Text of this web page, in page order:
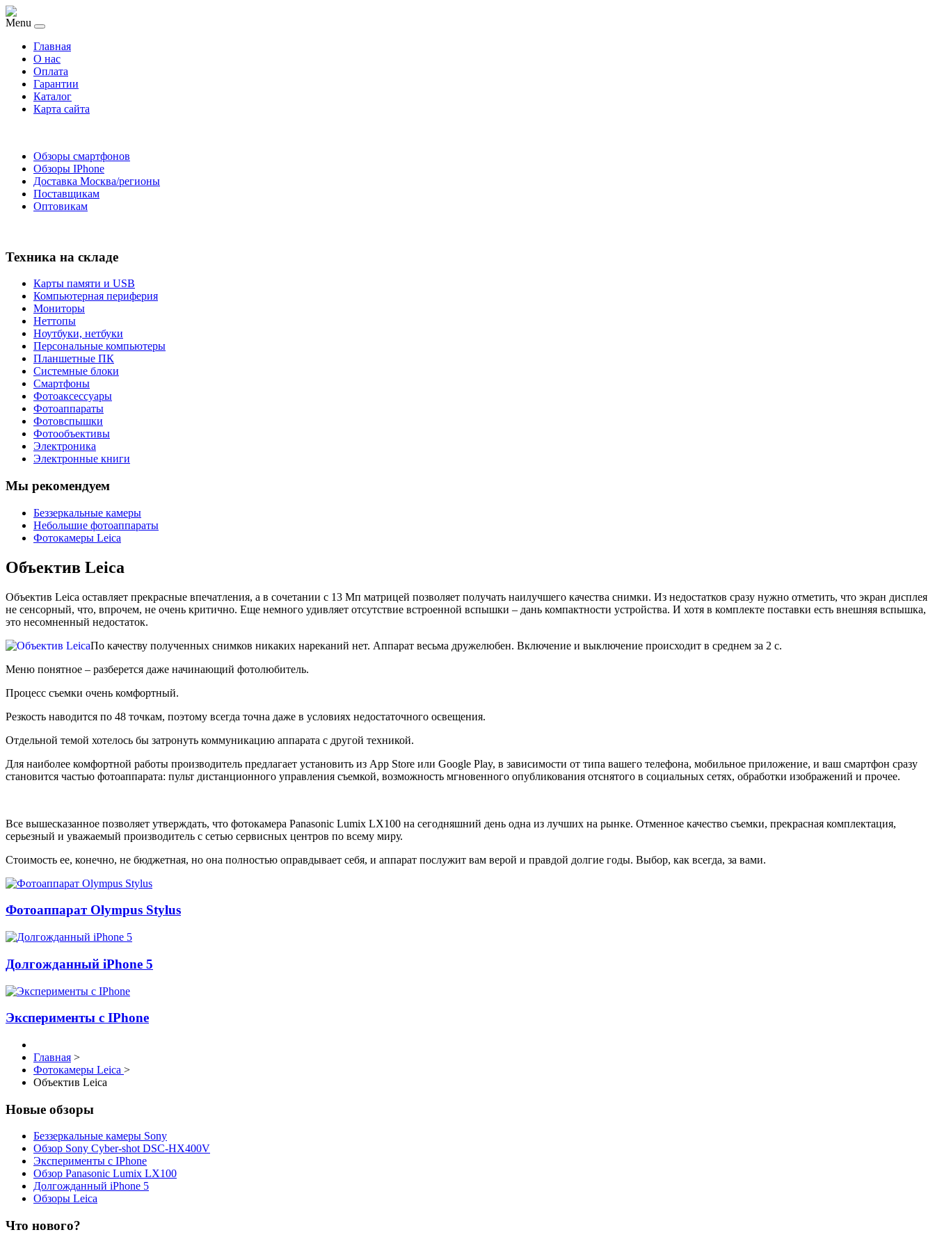
Menu
Главная
O нас
Оплата
Гарантии
Каталог
Карта сайта
Обзоры смартфонов
Обзоры IPhone
Доставка Москва/регионы
Поставщикам
Оптовикам
Техника на складе
Карты памяти и USB
Компьютерная периферия
Мониторы
Неттопы
Ноутбуки, нетбуки
Персональные компьютеры
Планшетные ПК
Системные блоки
Смартфоны
Фотоаксессуары
Фотоаппараты
Фотовспышки
Фотообъективы
Электроника
Электронные книги
Мы рекомендуем
Беззеркальные камеры
Небольшие фотоаппараты
Фотокамеры Leica
Объектив Leica
Объектив Leica оставляет прекрасные впечатления, а в сочетании с 13 Мп матрицей позволяет получать наилучшего качества снимки. Из недостатков сразу нужно отметить, что экран дисплея
не сенсорный, что, впрочем, не очень критично. Еще немного удивляет отсутствие встроенной вспышки – дань компактности устройства. И хотя в комплекте поставки есть внешняя вспышка,
это несомненный недостаток.
По качеству полученных снимков никаких нареканий нет. Аппарат весьма дружелюбен. Включение и выключение происходит в среднем за 2 с.
Меню понятное – разберется даже начинающий фотолюбитель.
Процесс съемки очень комфортный.
Резкость наводится по 48 точкам, поэтому всегда точна даже в условиях недостаточного освещения.
Отдельной темой хотелось бы затронуть коммуникацию аппарата с другой техникой.
Для наиболее комфортной работы производитель предлагает установить из App Store или Google Play, в зависимости от типа вашего телефона, мобильное приложение, и ваш смартфон сразу
становится частью фотоаппарата: пульт дистанционного управления съемкой, возможность мгновенного опубликования отснятого в социальных сетях, обработки изображений и прочее.
Все вышесказанное позволяет утверждать, что фотокамера Panasonic Lumix LX100 на сегодняшний день одна из лучших на рынке. Отменное качество съемки, прекрасная комплектация,
серьезный и уважаемый производитель с сетью сервисных центров по всему миру.
Стоимость ее, конечно, не бюджетная, но она полностью оправдывает себя, и аппарат послужит вам верой и правдой долгие годы. Выбор, как всегда, за вами.
Фотоаппарат Olympus Stylus
Долгожданный iPhone 5
Эксперименты с IPhone
Главная >
Фотокамеры Leica >
Объектив Leica
Новые обзоры
Беззеркальные камеры Sony
Обзор Sony Cyber-shot DSC-HX400V
Эксперименты с IPhone
Обзор Panasonic Lumix LX100
Долгожданный iPhone 5
Обзоры Leica
Что нового?